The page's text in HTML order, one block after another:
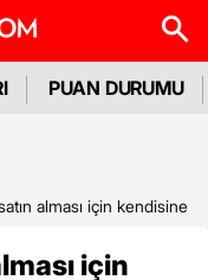
PUAN DURUMU
satın alması için kendisine
için